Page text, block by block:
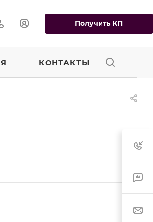
Получить КП
КОНТАКТЫ